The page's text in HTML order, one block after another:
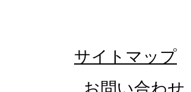
サイトマップ
お問い合わせ